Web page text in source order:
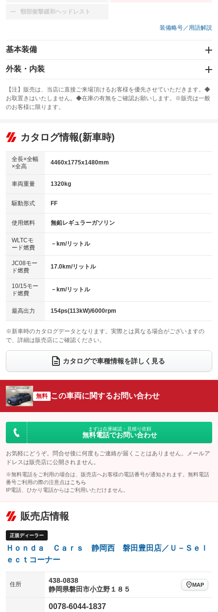
頸部衝撃緩和ヘッドレスト
：装備なし
装備略号／用語解説
基本装備
エアバッグ：運転席/助手席/サイド
：装備あり
：装備なし
サンルーフ
：装備なし ABS
リフトアップ
：装備なし
：装備なし
パワーウィンドウ
アイドリングストップ
：装備なし
USB入力端子
：装備あり
100V電源
：装備なし
センターデフロック
：装備なし
電動格納ミラー
：装備あり
外装・内装
カーナビ：メモリーナビ他
：装備あり
TV：フルセグ
：装備あり
ビジュアル：-／DVD再生
：装備あり
アルミホイール：アルミホイール
：装備あり
HID(キセノンライト)
バックカメラ
エアロ
：装備なし
ローダウン
：装備なし
ベンチシート
：装備なし
チップアップシート
：装備なし
電動格納サードシート
：装備なし シートヒーター
：装備なし
ウォークスルー
電動リアゲート フロントカメラ
：装備なし
シートエアコン
：装備なし 全周囲カメラ
：装備なし
サイドカメラ
：装備なし ルーフレール
：装備なし
エアサスペンション ヘッドライトウォッシャー
【注】販売は、当店に直接ご来場頂けるお客様を優先させていただきます。◆
お取置きはいたしません。◆在庫の有無をご確認お願いします。※販売は一般
のお客様に限ります。
カタログ情報(新車時)
全長×全幅
×全高
4460x1775x1480mm
車両重量 1320kg
駆動形式 FF
使用燃料 無鉛レギュラーガソリン
WLTCモ
ード燃費
－km/リットル
JC08モー
ド燃費
17.0km/リットル
10/15モー
ド燃費
－km/リットル
最高出力 154ps(113kW)/6000rpm
※新車時のカタログデータとなります。実際とは異なる場合がございますの
で、詳細は販売店にご確認ください。
カタログで車種情報を詳しく見る
無料 この車両に関するお問い合わせ
まずは在庫確認・見積り依頼
無料電話でお問い合わせ
お気軽にどうぞ。問合せ後に何度もご連絡が届くことはありません。メールア
ドレスは販売店に公開されません。
※無料電話をご利用の場合は、販売店へお客様の電話番号が通知されます。無料電話
番号ご利用の際の注意点は こちら
IP電話、ひかり電話からはご利用いただけません。
販売店情報
正規ディーラー
Ｈｏｎｄａ Ｃａｒｓ 静岡西 磐田豊田店／Ｕ－Ｓｅｌ
ｅｃｔコーナー
住所
438-0838
静岡県磐田市小立野１８５
MAP
0078-6044-1837